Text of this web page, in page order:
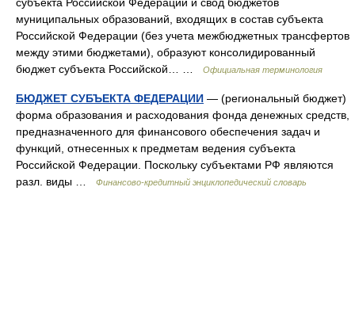
муниципальных образований, входящих в состав субъекта
Российской Федерации (без учета межбюджетных трансфертов
между этими бюджетами), образуют консолидированный
бюджет субъекта Российской… …
Официальная терминология
БЮДЖЕТ СУБЪЕКТА ФЕДЕРАЦИИ — (региональный бюджет)
форма образования и расходования фонда денежных средств,
предназначенного для финансового обеспечения задач и
функций, отнесенных к предметам ведения субъекта
Российской Федерации. Поскольку субъектами РФ являются
разл. виды …
Финансово-кредитный энциклопедический словарь